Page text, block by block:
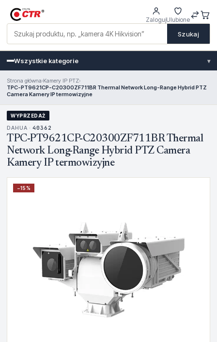
Szukaj
ZalogujUlubione
Wszystkie kategorie ▾
Strona główna›Kamery IP PTZ›
TPC-PT9621CP-C20300ZF711BR Thermal Network Long-Range Hybrid PTZ
Camera Kamery IP termowizyjne
WYPRZEDAŻ
DAHUA · 40362
TPC-PT9621CP-C20300ZF711BR Thermal
Network Long-Range Hybrid PTZ Camera
Kamery IP termowizyjne
−15%